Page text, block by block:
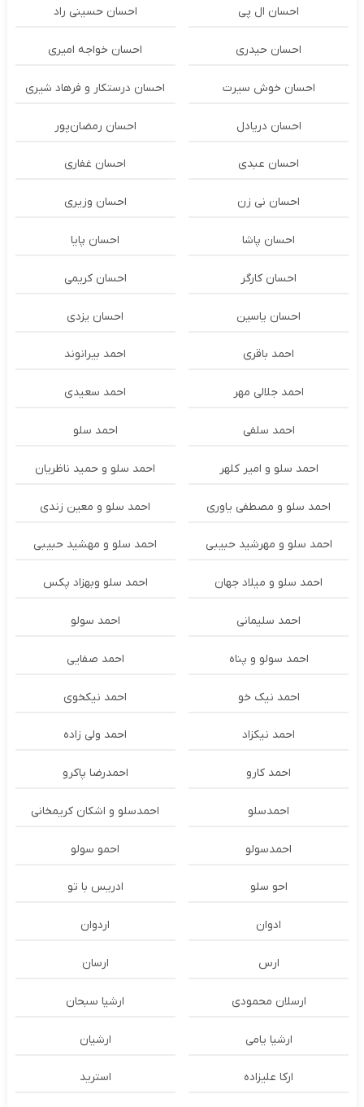
احسان ال پی احسان حسینی راد
احسان حیدری احسان خواجه امیری
احسان خوش سیرت احسان درستكار و فرهاد شيرى
احسان دریادل احسان رمضان‌پور
احسان عبدی احسان غفاری
احسان نی زن احسان وزیری
احسان پاشا احسان پایا
احسان کارگر احسان کریمی
احسان یاسین احسان یزدی
احمد باقری احمد بیرانوند
احمد جلالی مهر احمد سعیدی
احمد سلفی احمد سلو
احمد سلو و امیر کلهر احمد سلو و حمید ناظریان
احمد سلو و مصطفی یاوری احمد سلو و معین زندی
احمد سلو و مهرشید حبیبی احمد سلو و مهشید حبیبی
احمد سلو و میلاد جهان احمد سلو وبهزاد پکس
احمد سلیمانی احمد سولو
احمد سولو و پناه احمد صفایی
احمد نیک خو احمد نیکخوی
احمد نیکزاد احمد ولی زاده
احمد کارو احمدرضا پاکرو
احمدسلو احمدسلو و اشکان کریمخانی
احمدسولو احمو سولو
احو سلو ادریس با تو
ادوان اردوان
ارس ارسان
ارسلان محمودی ارشیا سبحان
ارشیا یامی ارشیان
ارکا علیزاده استرید